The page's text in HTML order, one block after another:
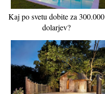
Kaj po svetu dobite za 300.000
dolarjev?